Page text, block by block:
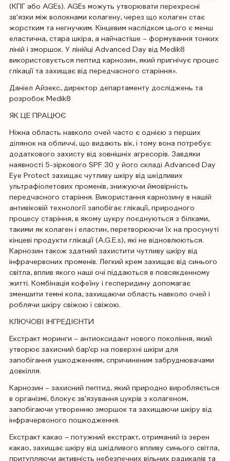
(КПГ або AGEs). AGEs можуть утворювати перехресні
зв'язки між волокнами колагену, через що колаген стає
жорстким та негнучким. Кінцевим наслідком цього є менш
еластична, стара шкіра, а найчастіше – формування тонких
ліній і зморшок. У лінійці Advanced Day від Medik8
використовується пептид карнозин, який пригнічує процес
глікації та захищає від передчасного старіння».
Даніел Айзекс, директор департаменту досліджень та
розробок Medik8
ЯК ЦЕ ПРАЦЮЄ
Ніжна область навколо очей часто є однією з перших
ділянок на обличчі, що видають вік, і тому вона потребує
додаткового захисту від зовнішніх агресорів. Завдяки
наявності 5-зіркового SPF 30 у його складі Advanced Day
Eye Protect захищає чутливу шкіру від шкідливих
ультрафіолетових променів, знижуючи ймовірність
передчасного старіння. Використання карнозину в нашій
антивіковій технології запобігає глікації, природного
процесу старіння, в якому цукру поєднуються з білками,
такими як колаген і еластин, перетворюючи їх на просунуті
кінцеві продукти глікації (A.G.E.s), які не відновлюються.
Карнозин також здатний захистити чутливу шкіру від
інфрачервоних променів. Легкий крем захищає від синього
світла, вплив якого наші очі піддаються в повсякденному
житті. Комбінація кофеїну і гесперидину допомагає
зменшити темні кола, захищаючи область навколо очей і
роблячи шкіру свіжою і свіжою.
КЛЮЧОВІ ІНГРЕДІЄНТИ
Екстракт моринги – антиоксидант нового покоління, який
утворює захисний бар'єр на поверхні шкіри для
запобігання ушкодженням, спричиненим забруднювачами
довкілля.
Карнозин – захисний пептид, який природно виробляється
в організмі, блокує зв'язування цукрів з колагеном,
запобігаючи утворенню зморшок та захищаючи шкіру від
інфрачервоного пошкодження.
Екстракт какао – потужний екстракт, отриманий із зерен
какао, захищає шкіру від шкідливого впливу синього світла,
притупляючи активність небезпечних вільних радикалів та